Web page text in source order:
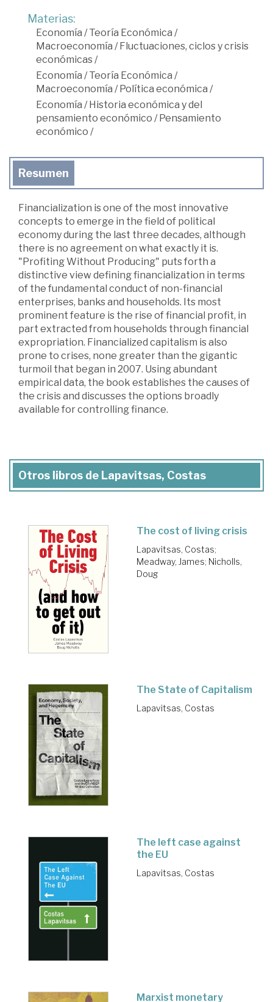
Materias:
Economía /Teoría Económica /
Macroeconomía / Fluctuaciones, ciclos y crisis
económicas/
Economía /Teoría Económica /
Macroeconomía / Política económica /
Economía / Historia económica y del
pensamiento económico / Pensamiento
económico /
Resumen
Financialization is one of the most innovative
concepts to emerge in the field of political
economy during the last three decades, although
there is no agreement on what exactly it is.
"Profiting Without Producing" puts forth a
distinctive view defining financialization in terms
of the fundamental conduct of non-financial
enterprises, banks and households. Its most
prominent feature is the rise of financial profit, in
part extracted from households through financial
expropriation. Financialized capitalism is also
prone to crises, none greater than the gigantic
turmoil that began in 2007. Using abundant
empirical data, the book establishes the causes of
the crisis and discusses the options broadly
available for controlling finance.
Otros libros de Lapavitsas, Costas
The cost of living crisis
Lapavitsas, Costas;
Meadway, James; Nicholls,
Doug
The State of Capitalism
Lapavitsas, Costas
The left case against
the EU
Lapavitsas, Costas
Marxist monetary